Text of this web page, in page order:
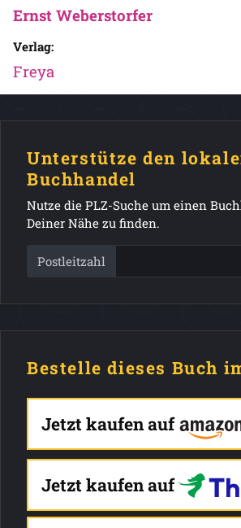
Ernst Weberstorfer
Verlag:
Freya
Unterstütze den
Buchhandel
Nutze die PLZ-Suche um einen
Deiner Nähe zu finden.
Postleitzahl
Bestelle dieses Buch
Jetzt kaufen auf
Jetzt kaufen auf